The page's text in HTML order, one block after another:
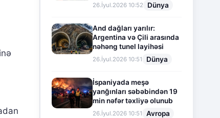
26.İyul.2026 10:52 Dünya
And dağları yarılır:
Argentina və Çili arasında
nəhəng tunel layihəsi
26.İyul.2026 10:51 Dünya
İspaniyada meşə
yanğınları səbəbindən 19
min nəfər təxliyə olunub
26.İyul.2026 10:51 Avropa